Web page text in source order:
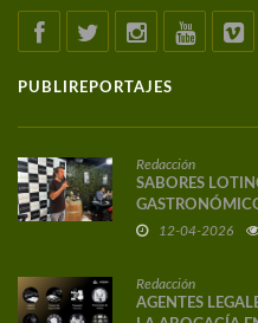
PUBLIREPORTAJES
Redacción
SABORES
DE AUTOR
12-04-2026
Redacción
AGENTES